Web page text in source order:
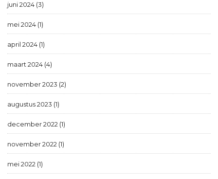
juni 2024 (3)
mei 2024 (1)
april 2024 (1)
maart 2024 (4)
november 2023 (2)
augustus 2023 (1)
december 2022 (1)
november 2022 (1)
mei 2022 (1)